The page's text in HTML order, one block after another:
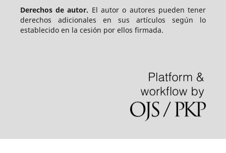
Derechos de autor. El autor o autores pueden tener
derechos adicionales en sus artículos según lo
establecido en la cesión por ellos firmada.